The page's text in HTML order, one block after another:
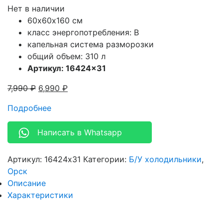
Нет в наличии
60х60х160 см
класс энергопотребления: B
капельная система разморозки
общий объем: 310 л
Артикул: 16424×31
7,990₽ 6,990 ₽
Подробнее
Написать в Whatsapp
Артикул: 16424x31 Категории: Б/У холодильники,
Орск
Описание
Характеристики